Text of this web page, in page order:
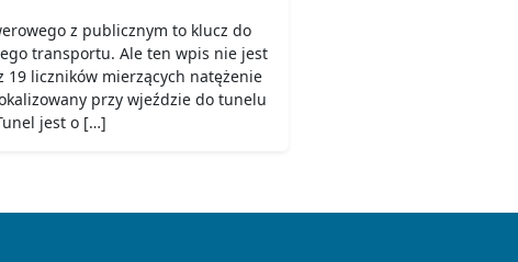
z publicznym to klucz do
transportu. Ale ten wpis nie jest
19 liczników mierzących natężenie
przy wjeździe do tunelu
jest o […]